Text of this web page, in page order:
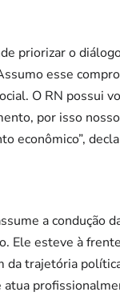
priorizar o
esse
O RN possui
por isso
econômico”,
a condução
Ele esteve à
trajetória
atua